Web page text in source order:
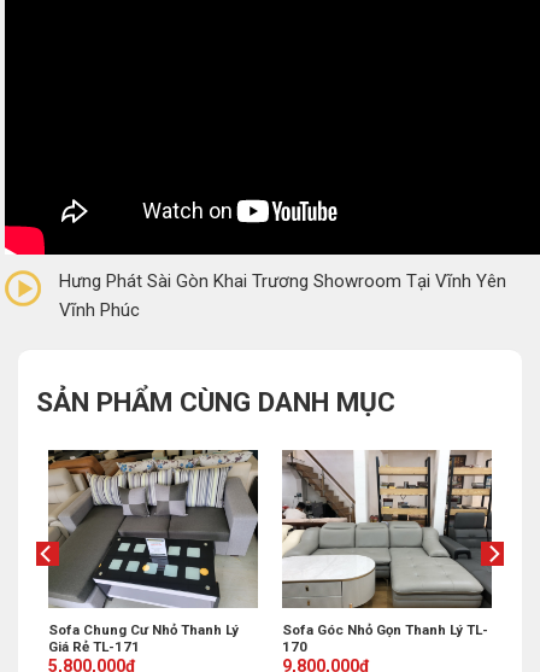
(0 Reviews)
Hưng Phát Sài Gòn Khai Trương Showroom Tại Vĩnh Yên
Vĩnh Phúc
SẢN PHẨM CÙNG DANH MỤC
Sofa Chung Cư Nhỏ Thanh Lý
Giá Rẻ TL-171
Original
5,800,000₫
Current
Sofa Góc Nhỏ Gọn Thanh Lý TL-
170
Original
9,800,000₫
Current